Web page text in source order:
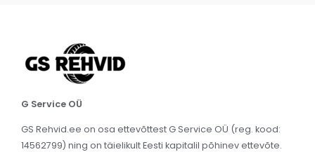
G Service OÜ
GS Rehvid.ee on osa ettevõttest G Service OÜ (reg. kood:
14562799) ning on täielikult Eesti kapitalil põhinev ettevõte.